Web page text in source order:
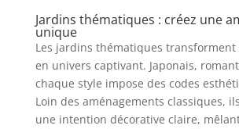
Jardins thématiques : créez une
unique
Les jardins thématiques
en univers captivant. Japonais,
chaque style impose des codes
Loin des aménagements classiques,
une intention décorative claire,